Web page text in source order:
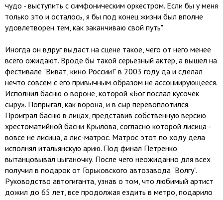
чудо - выступить с симфоническим оркестром. Если бы у меня
только это и осталось, я бы под конец жизни был вполне
удовлетворен тем, как заканчиваю свой путь".
Иногда он вдруг выдаст на сцене такое, чего от него менее
всего ожидают. Вроде бы такой серьезный актер, а вышел на
фестивале "Виват, кино России!" в 2003 году да и сделал
нечто совсем с его привычным образом не ассоциирующееся.
Исполнил басню о вороне, которой «Бог послал кусочек
сыру». Попрыгал, как ворона, и в сыр перевоплотился.
Проиграл басню в лицах, представив собственную версию
хрестоматийной басни Крылова, согласно которой лисица -
вовсе не лисица, а лис-матрос. Матрос этот по ходу дела
исполнял итальянскую арию. Под финал Петренко
вытанцовывал цыганочку. После чего неожиданно для всех
получил в подарок от Горьковского автозавода "Волгу".
Руководство автогиганта, узнав о том, что любимый артист
дожил до 65 лет, все продолжая ездить в метро, подарило